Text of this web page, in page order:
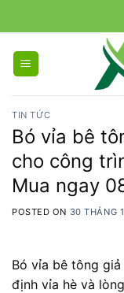
to
content
TIN TỨC
Bó vỉa bê
cho công
Mua ngay
POSTED ON 30 THÁNG
Bó vỉa bê tông
định vỉa hè và